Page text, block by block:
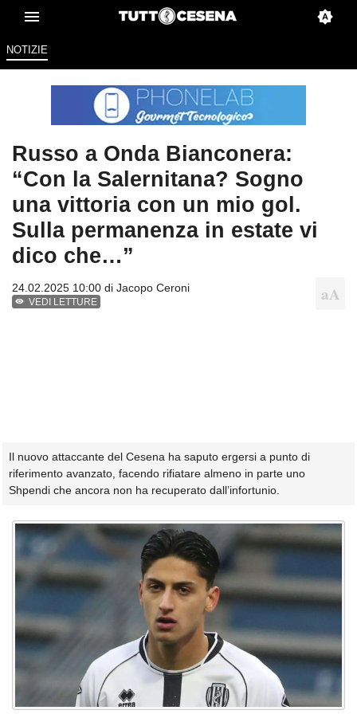
NOTIZIE
Russo a Onda Bianconera:
“Con la Salernitana? Sogno
una vittoria con un mio gol.
Sulla permanenza in estate vi
dico che…”
24.02.2025 10:00 di Jacopo Ceroni
VEDI LETTURE
Il nuovo attaccante del Cesena ha saputo ergersi a punto di
riferimento avanzato, facendo rifiatare almeno in parte uno
Shpendi che ancora non ha recuperato dall’infortunio.